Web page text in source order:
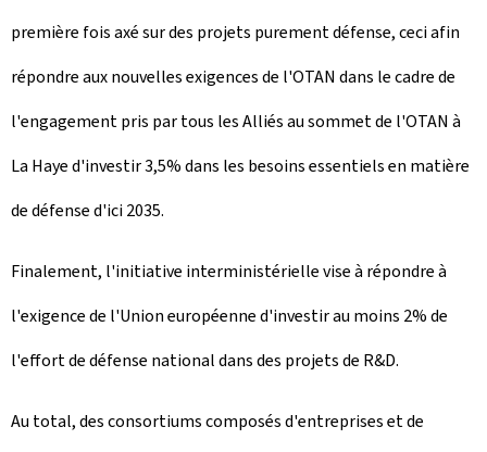
première fois axé sur des projets purement défense, ceci afin
répondre aux nouvelles exigences de l'OTAN dans le cadre de
l'engagement pris par tous les Alliés au sommet de l'OTAN à
La Haye d'investir 3,5% dans les besoins essentiels en matière
de défense d'ici 2035.
Finalement, l'initiative interministérielle vise à répondre à
l'exigence de l'Union européenne d'investir au moins 2% de
l'effort de défense national dans des projets de R&D.
Au total, des consortiums composés d'entreprises et de